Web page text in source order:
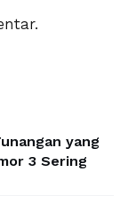
yang
3 Sering